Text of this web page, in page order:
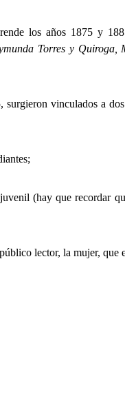
los años 1875 y
Torres y Quiroga,
vinculados a
(hay que recordar
lector, la mujer, que